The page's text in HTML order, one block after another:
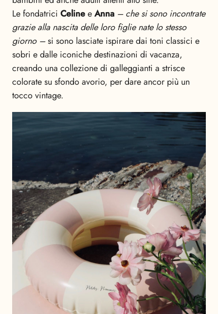
Le fondatrici CelineeAnna – che si sono incontrate
grazie alla nascita delle loro figlie nate lo stesso
giorno –si sono lasciate ispirare dai toni classici e
sobri e dalle iconiche destinazioni di vacanza,
creando una collezione di galleggianti a strisce
colorate su sfondo avorio, per dare ancor più un
tocco vintage.